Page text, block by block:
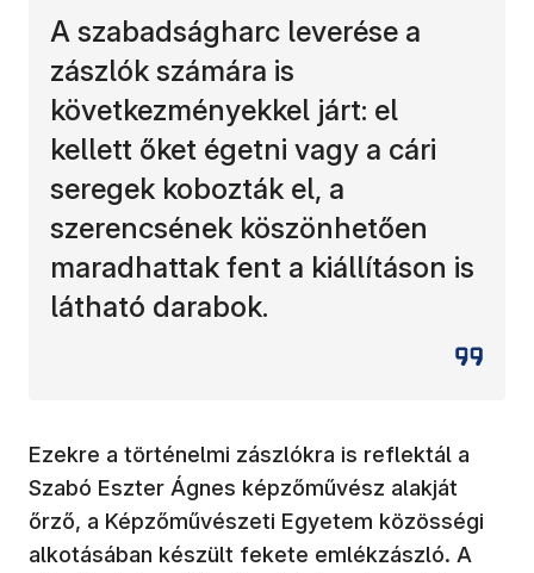
A szabadságharc leverése a
zászlók számára is
következményekkel járt: el
kellett őket égetni vagy a cári
seregek kobozták el, a
szerencsének köszönhetően
maradhattak fent a kiállításon is
látható darabok.
Ezekre a történelmi zászlókra is reflektál a
Szabó Eszter Ágnes képzőművész alakját
őrző, a Képzőművészeti Egyetem közösségi
alkotásában készült fekete emlékzászló. A